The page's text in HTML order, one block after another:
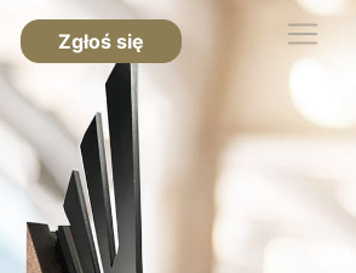
Zgłoś się